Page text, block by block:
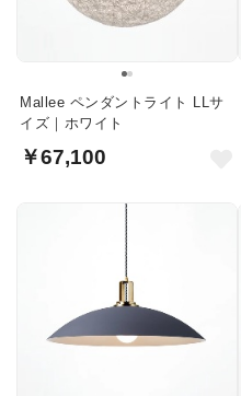
Mallee ペンダントライト LLサ
イズ｜ホワイト
￥67,100